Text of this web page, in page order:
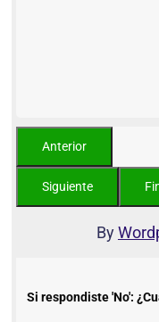
By
Si respondiste 'No':